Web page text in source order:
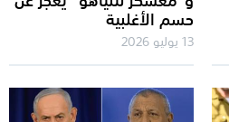
حسم الأغلبية
13 يوليو 2026